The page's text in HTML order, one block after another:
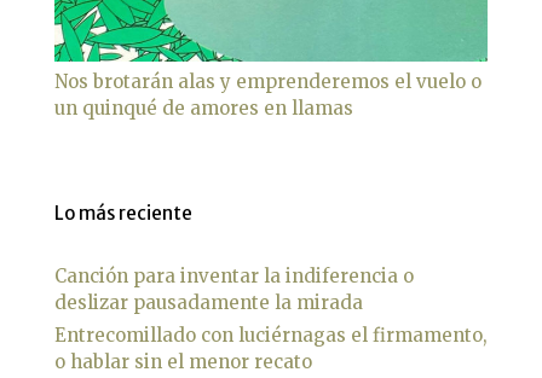
Nos brotarán alas y emprenderemos el vuelo o
un quinqué de amores en llamas
Lo más reciente
Canción para inventar la indiferencia o
deslizar pausadamente la mirada
Entrecomillado con luciérnagas el firmamento,
o hablar sin el menor recato